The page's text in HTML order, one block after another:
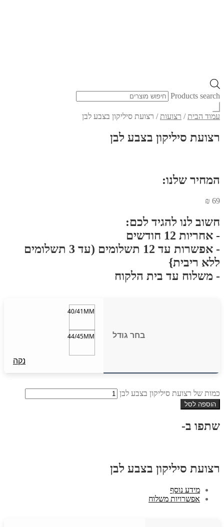
Products search
עמוד הבית / רצועות / רצועת סיליקון בצבע לבן
רצועת סיליקון בצבע לבן
המחיר שלנו:
₪ 69
חשוב לנו להגיד לכם:
- אחריות 12 חודשים
- אפשרות עד 12 תשלומים (עד 3 תשלומים
ללא ריבית}
- משלוח עד בית הלקוח
בחר גודל
40/41MM
44/45MM
נקה
כמות של רצועת סיליקון בצבע לבן
הוספה לסל
שתפו ב-
רצועת סיליקון בצבע לבן
מידע נוסף
אפשרויות משלוח